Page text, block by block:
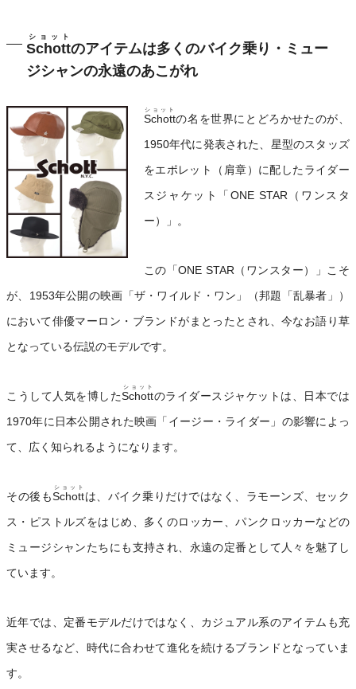
Schott
ショット
のアイテムは多くのバイク乗り・ミュー
ジシャンの永遠のあこがれ
Schott
ショット
の名を世界にとどろかせたのが、
1950年代に発表された、星型のスタッズ
をエポレット（肩章）に配したライダー
スジャケット「ONE STAR（ワンスタ
ー）」。
この「ONE STAR（ワンスター）」こそ
が、1953年公開の映画「ザ・ワイルド・ワン」（邦題「乱暴者」）
において俳優マーロン・ブランドがまとったとされ、今なお語り草
となっている伝説のモデルです。
こうして人気を博したSchott
ショット
のライダースジャケットは、日本では
1970年に日本公開された映画「イージー・ライダー」の影響によっ
て、広く知られるようになります。
その後もSchott
ショット
は、バイク乗りだけではなく、ラモーンズ、セック
ス・ピストルズをはじめ、多くのロッカー、パンクロッカーなどの
ミュージシャンたちにも支持され、永遠の定番として人々を魅了し
ています。
近年では、定番モデルだけではなく、カジュアル系のアイテムも充
実させるなど、時代に合わせて進化を続けるブランドとなっていま
す。